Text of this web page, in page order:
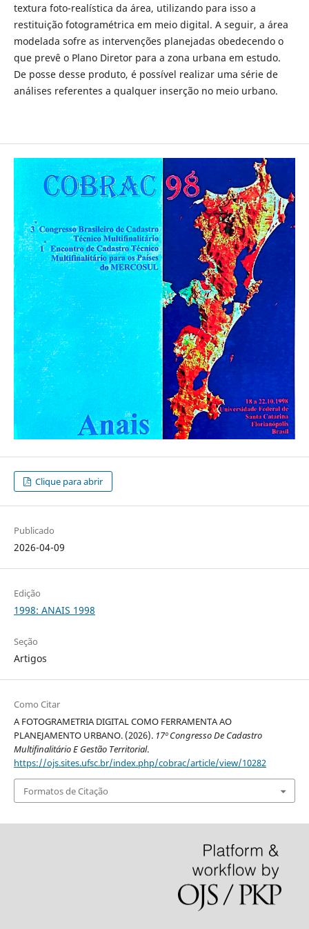
textura foto-realística da área, utilizando para isso a
restituição fotogramétrica em meio digital. A seguir, a área
modelada sofre as intervenções planejadas obedecendo o
que prevê o Plano Diretor para a zona urbana em estudo.
De posse desse produto, é possível realizar uma série de
análises referentes a qualquer inserção no meio urbano.
Clique para abrir
Publicado
2026-04-09
Edição
1998: ANAIS 1998
Seção
Artigos
Como Citar
A FOTOGRAMETRIA DIGITAL COMO FERRAMENTA AO
PLANEJAMENTO URBANO. (2026). 17º Congresso De Cadastro
Multifinalitário E Gestão Territorial.
https://ojs.sites.ufsc.br/index.php/cobrac/article/view/10282
Formatos de Citação